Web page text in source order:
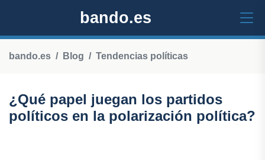
bando.es
bando.es Blog Tendencias políticas
¿Qué papel juegan los partidos
políticos en la polarización política?